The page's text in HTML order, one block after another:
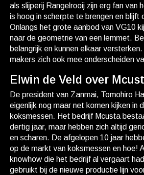
als slijperij Rangelrooij zijn erg fan van
is hoog in scherpte te brengen en blijft
Onlangs het grote aanbod van VG10
naar de geometrie van een lemmet.
belangrijk en kunnen elkaar
makers zich ook mee onderscheiden
Elwin de Veld over
De president van Zanmai, Tomohiro
eigenlijk nog maar net komen kijken in
koksmessen. Het bedrijf Mcusta
dertig jaar, maar hebben zich altijd
en scharen. De afgelopen 10 jaar
op de markt van koksmessen en hoe!
knowhow die het bedrijf al vergaart
gebruikt bij de nieuwe productie lijn